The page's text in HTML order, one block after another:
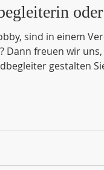
sind in einem
Dann freuen wir
gestalten